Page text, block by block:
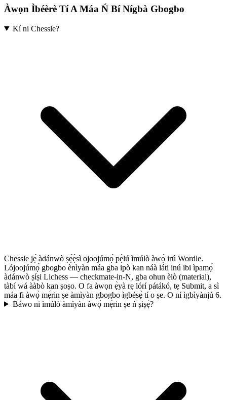
Àwọn Ìbéèrè Tí A Máa Ń Bí Nígbà Gbogbo
Kí ni Chessle?
Chessle jẹ́ àdánwò ṣẹ́ẹ̀sì ojoojúmọ́ pẹ̀lú ìmúlò àwọ̀ irú Wordle.
Lójoojúmọ́ gbogbo ènìyàn máa gba ipò kan náà láti inú ibi ìpamọ́
àdánwò ṣíṣi Lichess — checkmate-in-N, gba ohun èlò (material),
tàbí wá ààbò kan ṣoṣo. O fa àwọn ẹ̀yà rẹ lórí pátákó, tẹ Submit, a sì
máa fi àwọ̀ mẹ́rin ṣe àmìyàn gbogbo ìgbésẹ̀ tí o ṣe. O ní ìgbìyànjú 6.
Báwo ni ìmúlò àmìyàn àwọ̀ mẹ́rin ṣe ń ṣiṣẹ́?